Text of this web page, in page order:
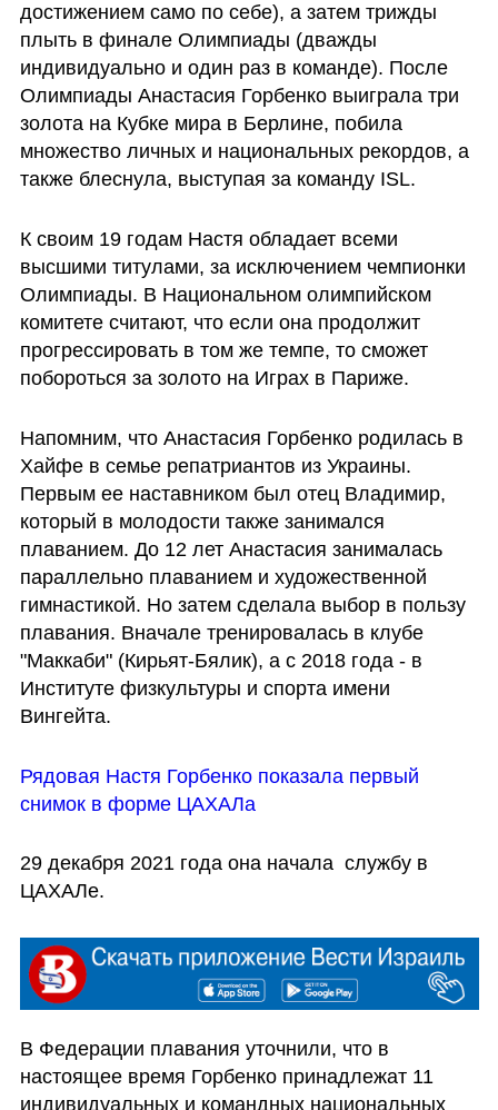
достижением само по себе), а затем трижды
плыть в финале Олимпиады (дважды
индивидуально и один раз в команде). После
Олимпиады Анастасия Горбенко выиграла три
золота на Кубке мира в Берлине, побила
множество личных и национальных рекордов, а
также блеснула, выступая за команду ISL.
К своим 19 годам Настя обладает всеми
высшими титулами, за исключением чемпионки
Олимпиады. В Национальном олимпийском
комитете считают, что если она продолжит
прогрессировать в том же темпе, то сможет
побороться за золото на Играх в Париже.
Напомним, что Анастасия Горбенко родилась в
Хайфе в семье репатриантов из Украины.
Первым ее наставником был отец Владимир,
который в молодости также занимался
плаванием. До 12 лет Анастасия занималась
параллельно плаванием и художественной
гимнастикой. Но затем сделала выбор в пользу
плавания. Вначале тренировалась в клубе
"Маккаби" (Кирьят-Бялик), а с 2018 года - в
Институте физкультуры и спорта имени
Вингейта.
Рядовая Настя Горбенко показала первый
снимок в форме ЦАХАЛа
29 декабря 2021 года она начала  службу в
ЦАХАЛе.
В Федерации плавания уточнили, что в
настоящее время Горбенко принадлежат 11
индивидуальных и командных национальных